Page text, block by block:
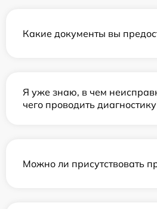
Какие документы вы
Я уже знаю, в чем
чего проводить
Можно ли присутствовать